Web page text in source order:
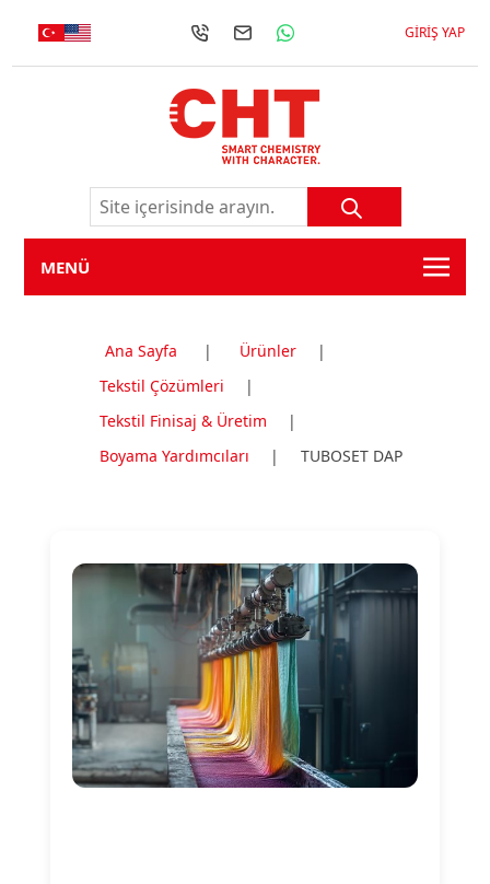
GIRIŞ YAP
MENÜ
Ana Sayfa | Ürünler
|
Tekstil Çözümleri
|
Tekstil Finisaj & Üretim
|
Boyama Yardımcıları
| TUBOSET DAP